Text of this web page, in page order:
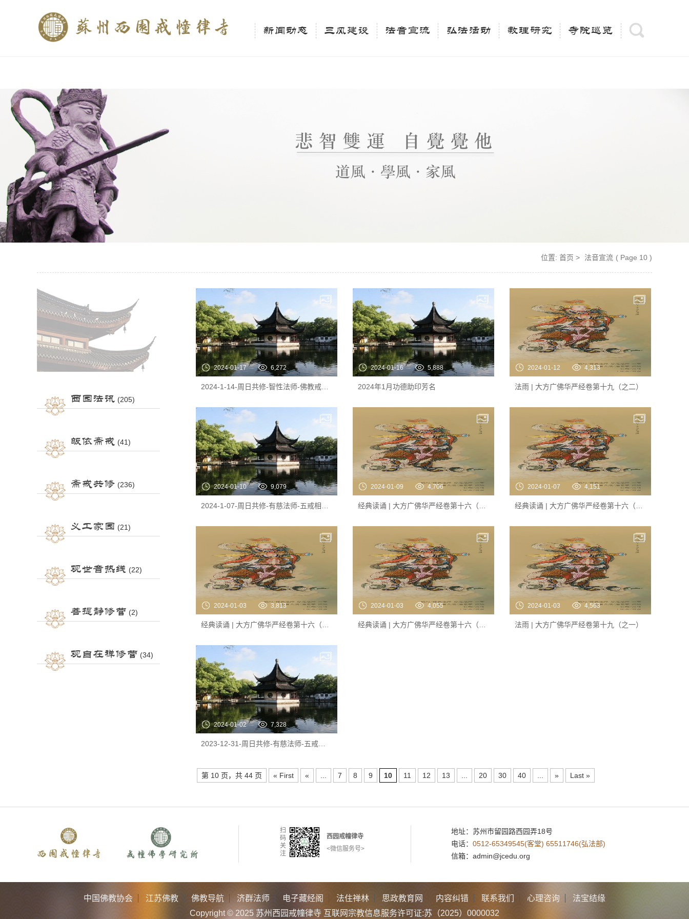
$description = category_description(); } elseif (is_tag()){ $keywords = single_tag_title('', false); $description = tag_description(); } $keywords = trim(strip_tags($keywords)); $description =
trim(strip_tags($description)); ?>
新闻动态 三风建设 法音宣流 弘法活动 教理研究 寺院巡览
位置: 首页 > 法音宣流 ( Page 10 )
西园法讯 (205)
皈依斋戒 (41)
斋戒共修 (236)
义工家园 (21)
观世音热线 (22)
菩提静修营 (2)
观自在禅修营 (34)
2024-01-17 6,272 2024-01-16 5,888
2024年1月功德助印芳名
2024-01-12 4,313
法雨 | 大方广佛华严经卷第十九（之二）
2024-01-10 9,079 2024-01-09 4,706 2024-01-07 4,151
2024-01-03 3,813 2024-01-03 4,055 2024-01-03 4,563
法雨 | 大方广佛华严经卷第十九（之一）
2024-01-02 7,328
第 10 页，共 44 页 « First « 7 8 9 10 11 12 13 20 30 40 » Last »
扫
码
关
注
西园戒幢律寺
<微信服务号>
地址： 苏州市留园路西园弄18号
电话： 0512-65349545(客堂) 65511746(弘法部)
信箱： admin@jcedu.org
中国佛教协会 江苏佛教 佛教导航 济群法师 电子藏经阁 法住禅林 思政教育网 内容纠错 联系我们 心理咨询
法宝结缘
Copyright © 2025 苏州西园戒幢律寺 互联网宗教信息服务许可证:苏（2025）0000032